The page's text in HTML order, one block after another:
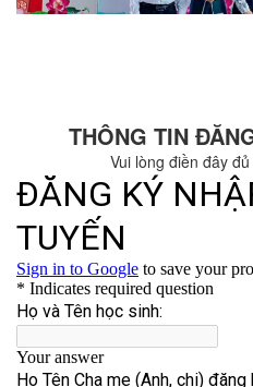
THÔNG TIN
Vui lòng điền đây